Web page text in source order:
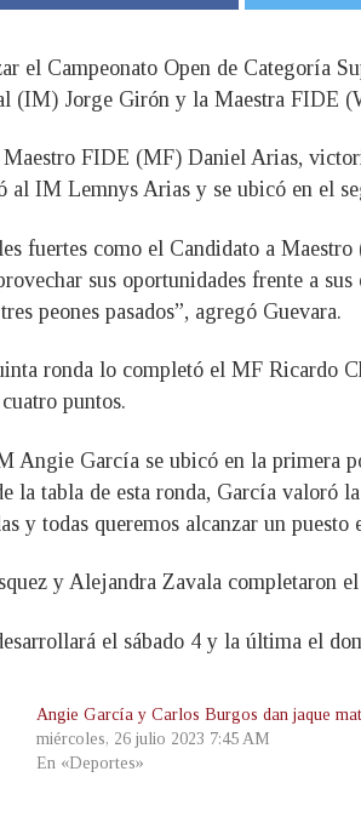
el Campeonato Open de Categoría
(IM) Jorge Girón y la Maestra FIDE
FIDE (MF) Daniel Arias,
al IM Lemnys Arias y se ubicó en el
fuertes como el Candidato a
sus oportunidades frente a
peones pasados”, agregó Guevara.
ronda lo completó el MF Ricardo
puntos.
Angie García se ubicó en la primera
la tabla de esta ronda, García
y todas queremos alcanzar un puesto
y Alejandra Zavala completaron
el sábado 4 y la última el
Angie García y Carlos Burgos dan jaque
miércoles, 26 julio 2023 7:45 AM
En «Deportes»